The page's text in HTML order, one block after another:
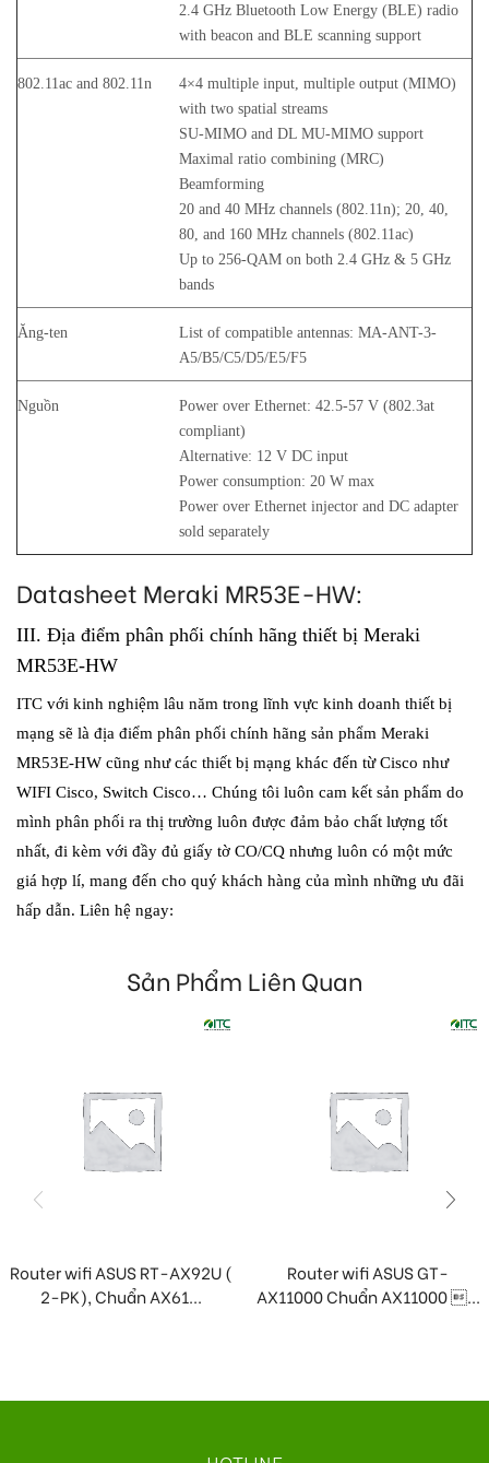
2.4 GHz Bluetooth Low Energy (BLE) radio
with beacon and BLE scanning support
802.11ac and 802.11n
4×4 multiple input, multiple output (MIMO)
with two spatial streams
SU-MIMO and DL MU-MIMO support
Maximal ratio combining (MRC)
Beamforming
20 and 40 MHz channels (802.11n); 20, 40,
80, and 160 MHz channels (802.11ac)
Up to 256-QAM on both 2.4 GHz & 5 GHz
bands
Ăng-ten
List of compatible antennas: MA-ANT-3-
A5/B5/C5/D5/E5/F5
Nguồn
Power over Ethernet: 42.5-57 V (802.3at
compliant)
Alternative: 12 V DC input
Power consumption: 20 W max
Power over Ethernet injector and DC adapter
sold separately
Datasheet Meraki MR53E-HW:
III. Địa điểm phân phối chính hãng thiết bị Meraki
MR53E-HW
ITC với kinh nghiệm lâu năm trong lĩnh vực kinh doanh thiết bị
mạng sẽ là địa điểm phân phối chính hãng sản phẩm Meraki
MR53E-HW cũng như các thiết bị mạng khác đến từ Cisco như
WIFI Cisco, Switch Cisco… Chúng tôi luôn cam kết sản phẩm do
mình phân phối ra thị trường luôn được đảm bảo chất lượng tốt
nhất, đi kèm với đầy đủ giấy tờ CO/CQ nhưng luôn có một mức
giá hợp lí, mang đến cho quý khách hàng của mình những ưu đãi
hấp dẫn. Liên hệ ngay:
Sản Phẩm Liên Quan
Router wifi ASUS RT-AX92U (
2-PK), Chuẩn AX61...
Router wifi ASUS GT-
AX11000 Chuẩn AX11000 ...